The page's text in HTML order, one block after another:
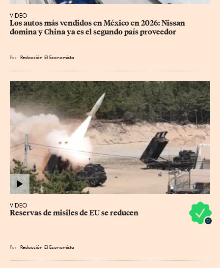
VIDEO
Los autos más vendidos en México en 2026: Nissan
domina y China ya es el segundo país proveedor
Por Redacción El Economista
VIDEO
Reservas de misiles de EU se reducen
Por Redacción El Economista